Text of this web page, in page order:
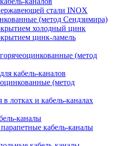
стали INOX
(метод Сендзимира)
холодный цинк
цинк-ламель
(метод
кабель-каналов
(метод
лотках и кабель-каналах
каналы
кабель-каналы